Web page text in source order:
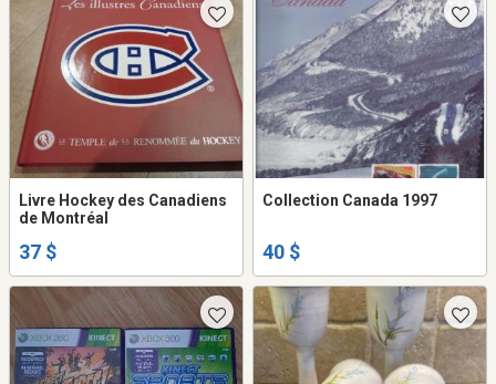
Livre Hockey des Canadiens
de Montréal
37 $
Collection Canada 1997
40 $